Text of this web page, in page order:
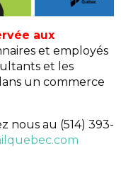
aux
et employés
et les
un commerce
nous au (514) 393-